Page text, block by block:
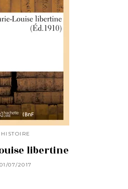
HISTOIRE
libertine
01/07/2017